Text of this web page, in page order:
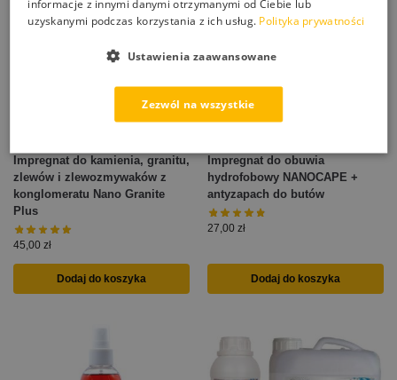
Impregnat do kamienia, granitu,
zlewów i zlewozmywaków z
konglomeratu Nano Granite
Plus
45,00 zł
Dodaj do koszyka
Impregnat do obuwia
hydrofobowy NANOCAPE +
antyzapach do butów
27,00 zł
Dodaj do koszyka
informacje z innymi danymi otrzymanymi od Ciebie lub
uzyskanymi podczas korzystania z ich usług. Polityka prywatności
Zezwól na wszystkie
Ustawienia zaawansowane